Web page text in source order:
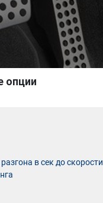
опции
в сек до